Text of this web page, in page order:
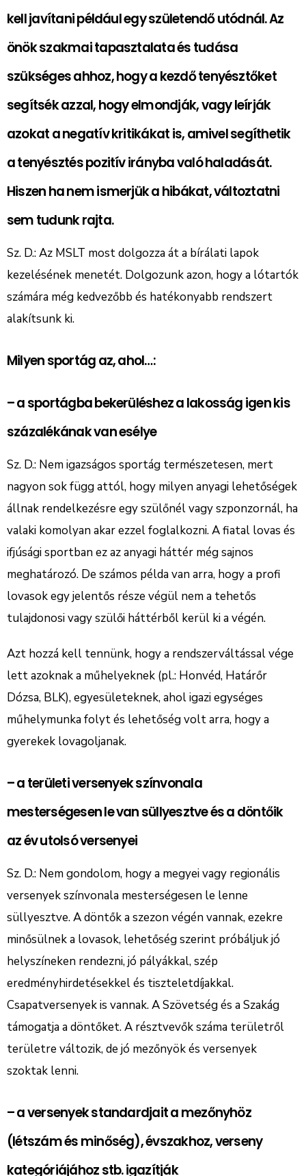
kell javítani például egy születendő utódnál. Az
önök szakmai tapasztalata és tudása
szükséges ahhoz, hogy a kezdő tenyésztőket
segítsék azzal, hogy elmondják, vagy leírják
azokat a negatív kritikákat is, amivel segíthetik
a tenyésztés pozitív irányba való haladását.
Hiszen ha nem ismerjük a hibákat, változtatni
sem tudunk rajta.
Sz. D.: Az MSLT most dolgozza át a bírálati lapok
kezelésének menetét. Dolgozunk azon, hogy a lótartók
számára még kedvezőbb és hatékonyabb rendszert
alakítsunk ki.
Milyen sportág az, ahol…:
– a sportágba bekerüléshez a lakosság igen kis
százalékának van esélye
Sz. D.: Nem igazságos sportág természetesen, mert
nagyon sok függ attól, hogy milyen anyagi lehetőségek
állnak rendelkezésre egy szülőnél vagy szponzornál, ha
valaki komolyan akar ezzel foglalkozni. A fiatal lovas és
ifjúsági sportban ez az anyagi háttér még sajnos
meghatározó. De számos példa van arra, hogy a profi
lovasok egy jelentős része végül nem a tehetős
tulajdonosi vagy szülői háttérből kerül ki a végén.
Azt hozzá kell tennünk, hogy a rendszerváltással vége
lett azoknak a műhelyeknek (pl.: Honvéd, Határőr
Dózsa, BLK), egyesületeknek, ahol igazi egységes
műhelymunka folyt és lehetőség volt arra, hogy a
gyerekek lovagoljanak.
– a területi versenyek színvonala
mesterségesen le van süllyesztve és a döntőik
az év utolsó versenyei
Sz. D.: Nem gondolom, hogy a megyei vagy regionális
versenyek színvonala mesterségesen le lenne
süllyesztve. A döntők a szezon végén vannak, ezekre
minősülnek a lovasok, lehetőség szerint próbáljuk jó
helyszíneken rendezni, jó pályákkal, szép
eredményhirdetésekkel és tiszteletdíjakkal.
Csapatversenyek is vannak. A Szövetség és a Szakág
támogatja a döntőket. A résztvevők száma területről
területre változik, de jó mezőnyök és versenyek
szoktak lenni.
– a versenyek standardjait a mezőnyhöz
(létszám és minőség), évszakhoz, verseny
kategóriájához stb. igazítják